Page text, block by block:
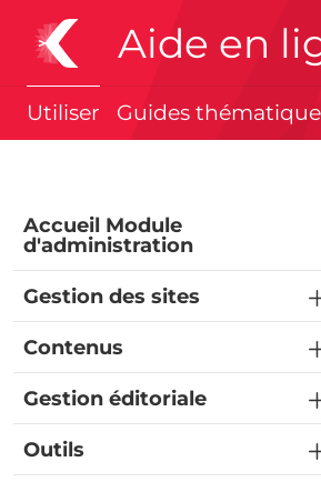
Aide en
Utiliser Guides
Accueil Module
d'administration
Gestion des sites
Contenus
Gestion éditoriale
Outils